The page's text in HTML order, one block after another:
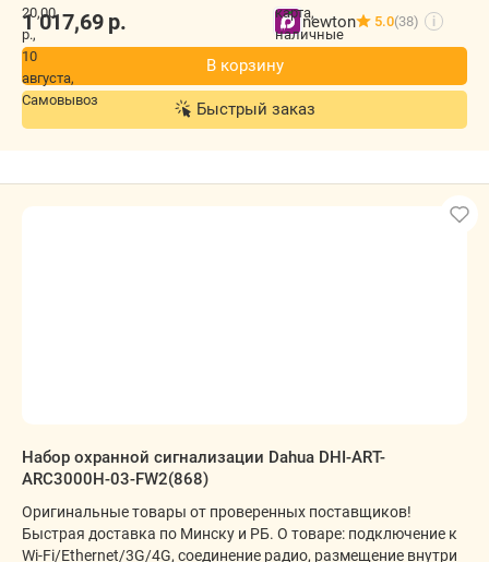
1 017,69р. newton 5.0(38) i
В корзину
Быстрый заказ
Набор охранной сигнализации Dahua DHI-ART-
ARC3000H-03-FW2(868)
Оригинальные товары от проверенных поставщиков!
Быстрая доставка по Минску и РБ. О товаре: подключение к
Wi-Fi/Ethernet/3G/4G, соединение радио, размещение внутри